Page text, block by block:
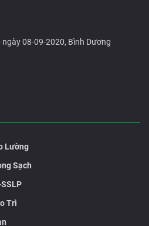
08-09-2020, Bình Dương
Lường
Sạch
Trì